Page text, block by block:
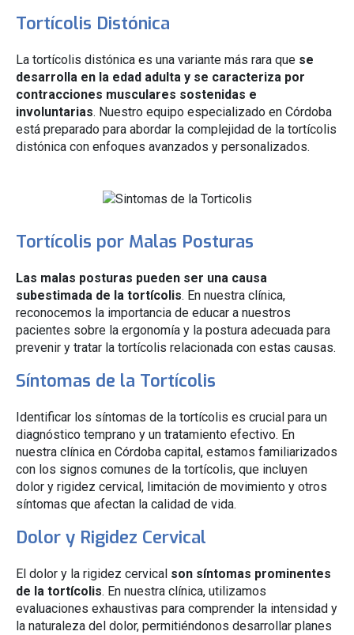
Tortícolis Distónica
La tortícolis distónica es una variante más rara que se
desarrolla en la edad adulta y se caracteriza por
contracciones musculares sostenidas e
involuntarias. Nuestro equipo especializado en Córdoba
está preparado para abordar la complejidad de la tortícolis
distónica con enfoques avanzados y personalizados.
Tortícolis por Malas Posturas
Las malas posturas pueden ser una causa
subestimada de la tortícolis. En nuestra clínica,
reconocemos la importancia de educar a nuestros
pacientes sobre la ergonomía y la postura adecuada para
prevenir y tratar la tortícolis relacionada con estas causas.
Síntomas de la Tortícolis
Identificar los síntomas de la tortícolis es crucial para un
diagnóstico temprano y un tratamiento efectivo. En
nuestra clínica en Córdoba capital, estamos familiarizados
con los signos comunes de la tortícolis, que incluyen
dolor y rigidez cervical, limitación de movimiento y otros
síntomas que afectan la calidad de vida.
Dolor y Rigidez Cervical
El dolor y la rigidez cervical son síntomas prominentes
de la tortícolis. En nuestra clínica, utilizamos
evaluaciones exhaustivas para comprender la intensidad y
la naturaleza del dolor, permitiéndonos desarrollar planes